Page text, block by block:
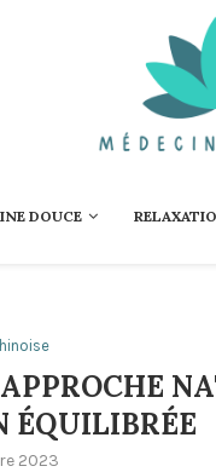
DOUCE
ÉQUILIBRÉE
2023